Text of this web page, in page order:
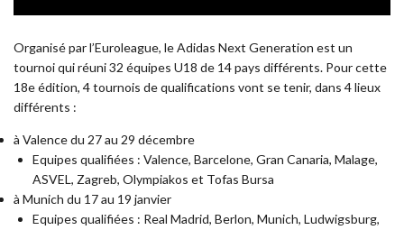
Organisé par l’Euroleague, le Adidas Next Generation est un
tournoi qui réuni 32 équipes U18 de 14 pays différents. Pour cette
18e édition, 4 tournois de qualifications vont se tenir, dans 4 lieux
différents :
à Valence du 27 au 29 décembre
Equipes qualifiées : Valence, Barcelone, Gran Canaria, Malage,
ASVEL, Zagreb, Olympiakos et Tofas Bursa
à Munich du 17 au 19 janvier
Equipes qualifiées : Real Madrid, Berlon, Munich, Ludwigsburg,